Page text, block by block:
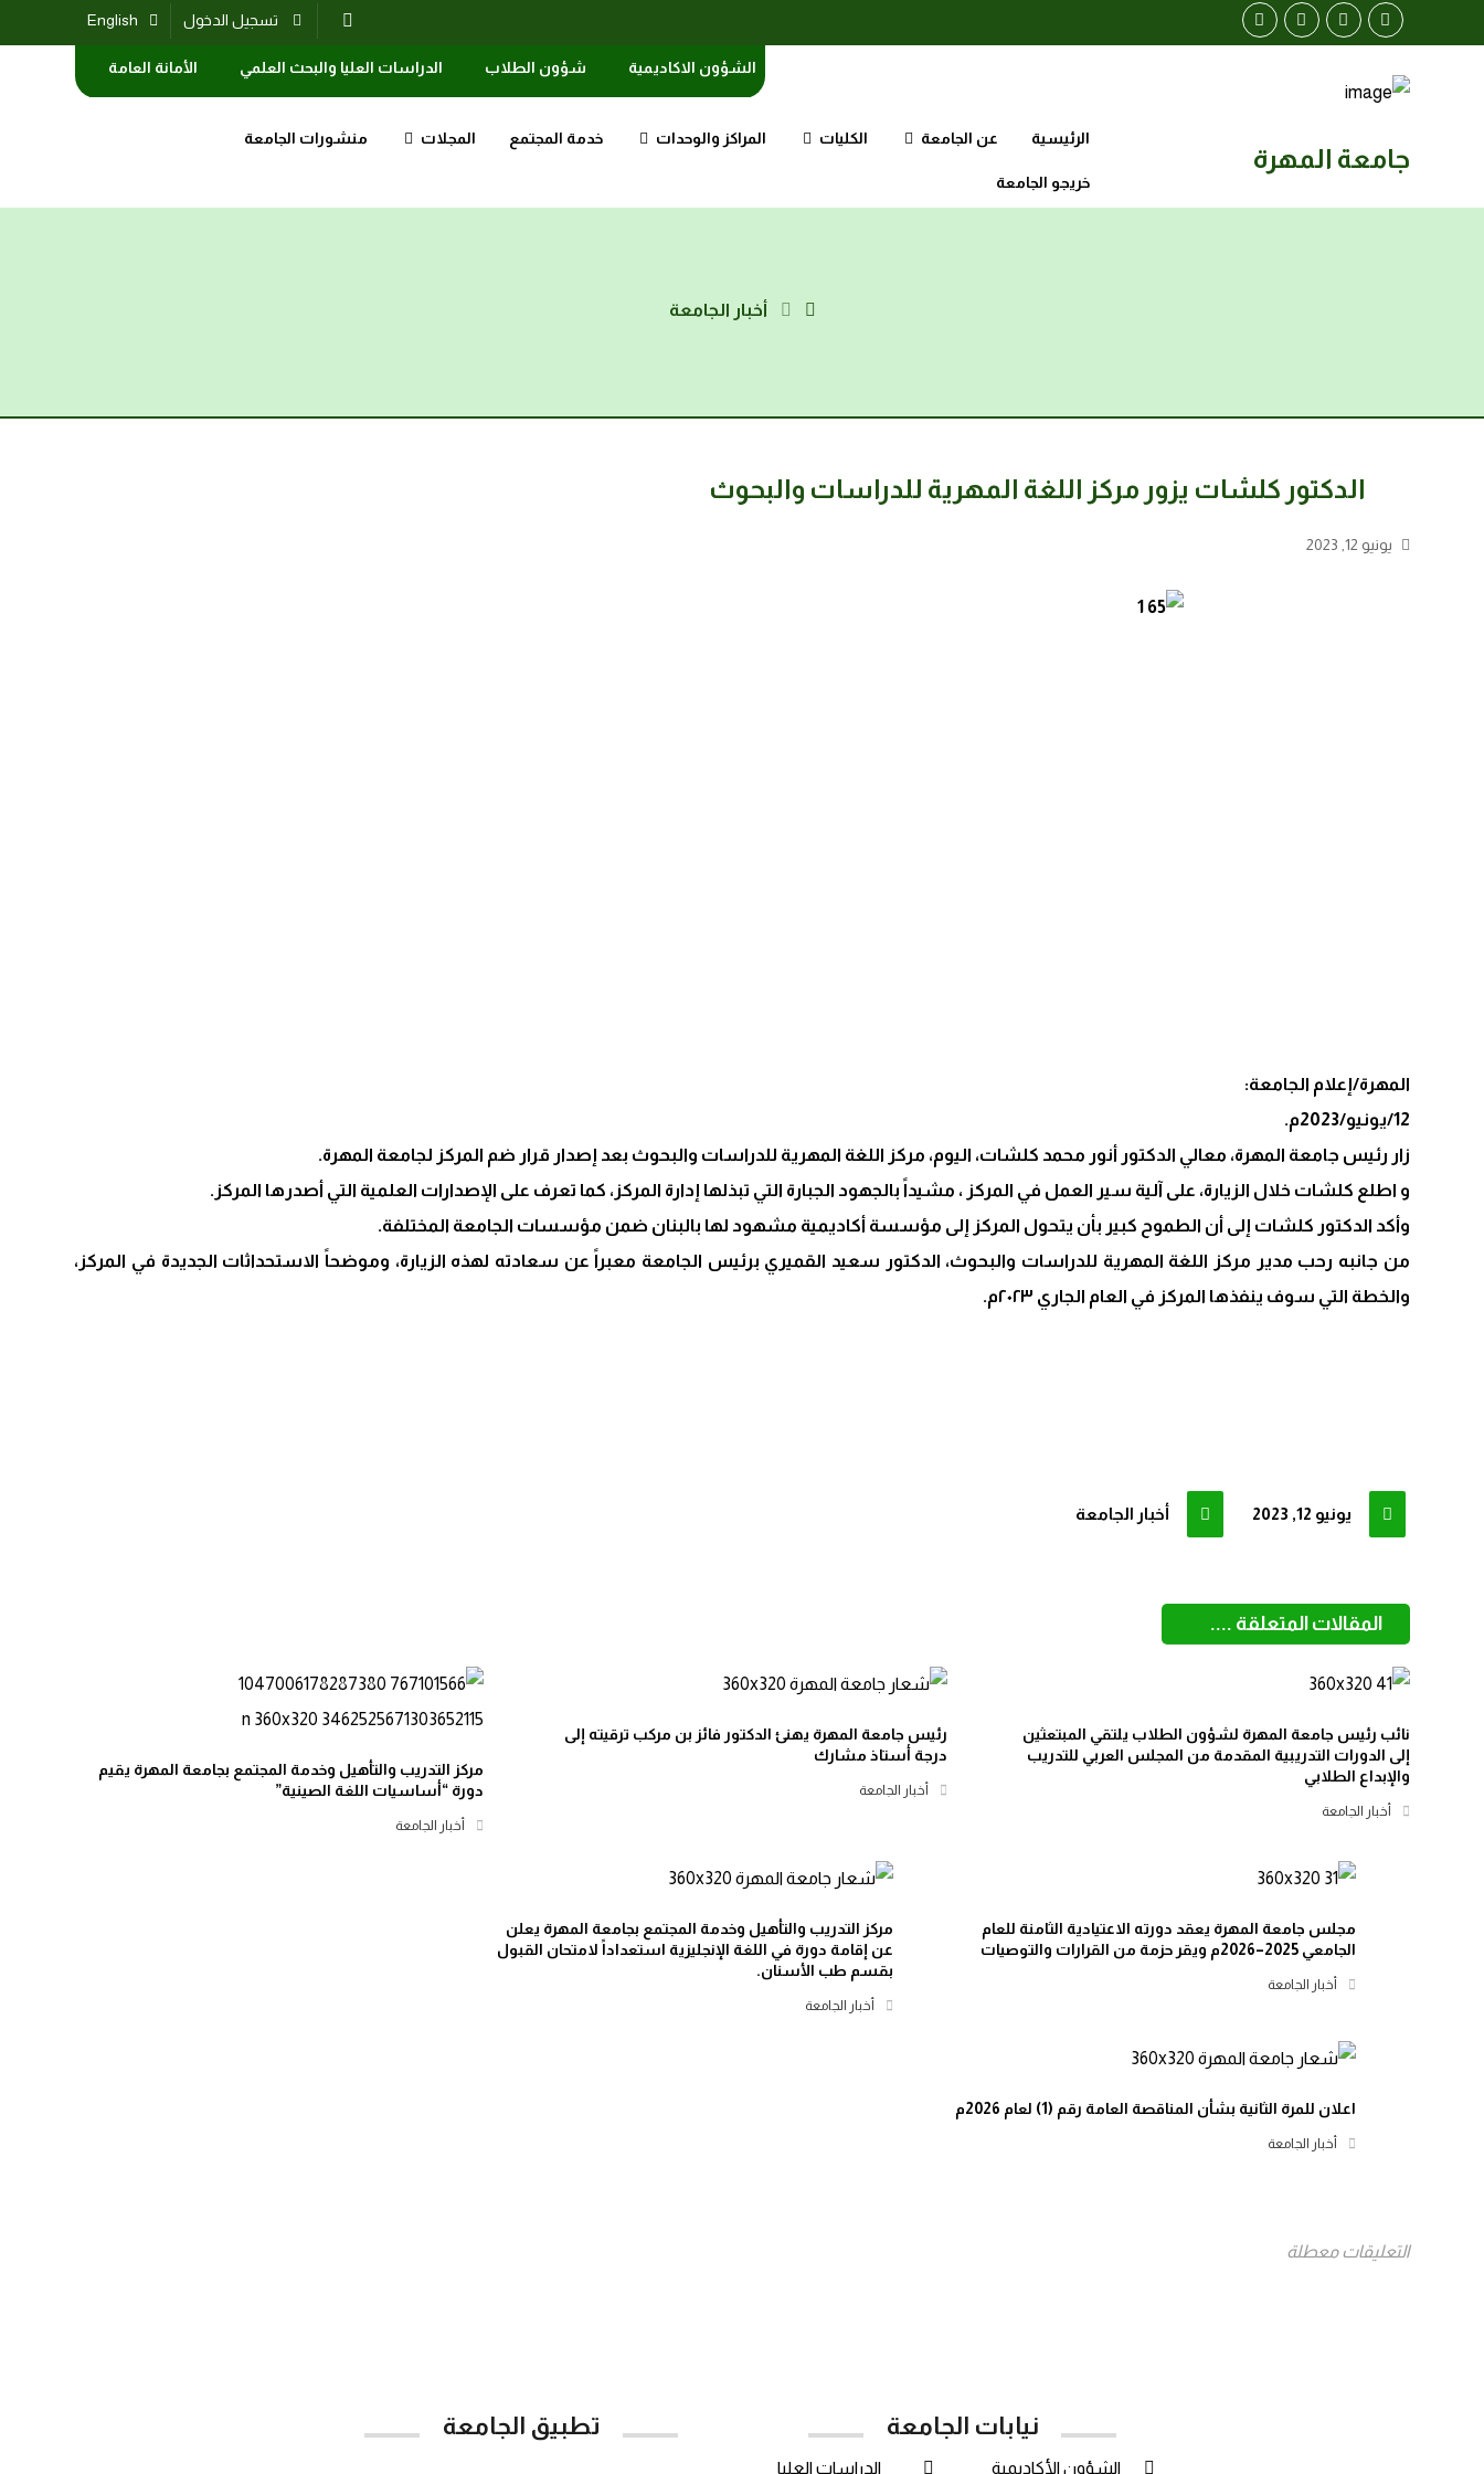
English تسجيل الدخول
الشؤون الاكاديمية شؤون الطلاب الدراسات العليا والبحث العلمي الأمانة العامة
جامعة المهرة
الرئيسية عن الجامعة الكليات المراكز والوحدات خدمة المجتمع المجلات منشورات الجامعة
خريجو الجامعة
أخبار الجامعة
الدكتور كلشات يزور مركز اللغة المهرية للدراسات والبحوث
يونيو 12, 2023
المهرة/إعلام الجامعة:
12/يونيو/2023م.
زار رئيس جامعة المهرة، معالي الدكتور أنور محمد كلشات، اليوم، مركز اللغة المهرية للدراسات والبحوث بعد إصدار قرار ضم المركز لجامعة المهرة.
و اطلع كلشات خلال الزيارة، على آلية سير العمل في المركز ، مشيداً بالجهود الجبارة التي تبذلها إدارة المركز، كما تعرف على الإصدارات العلمية التي أصدرها المركز.
وأكد الدكتور كلشات إلى أن الطموح كبير بأن يتحول المركز إلى مؤسسة أكاديمية مشهود لها بالبنان ضمن مؤسسات الجامعة المختلفة.
من جانبه رحب مدير مركز اللغة المهرية للدراسات والبحوث، الدكتور سعيد القميري برئيس الجامعة معبراً عن سعادته لهذه الزيارة، وموضحاً الاستحداثات الجديدة في المركز،
والخطة التي سوف ينفذها المركز في العام الجاري ٢٠٢٣م.
يونيو 12, 2023 أخبار الجامعة
المقالات المتعلقة ....
نائب رئيس جامعة المهرة لشؤون الطلاب يلتقي المبتعثين
إلى الدورات التدريبية المقدمة من المجلس العربي للتدريب
والإبداع الطلابي
أخبار الجامعة
رئيس جامعة المهرة يهنئ الدكتور فائز بن مركب ترقيته إلى
درجة أستاذ مشارك
أخبار الجامعة
مركز التدريب والتأهيل وخدمة المجتمع بجامعة المهرة يقيم
دورة “أساسيات اللغة الصينية”
أخبار الجامعة
مجلس جامعة المهرة يعقد دورته الاعتيادية الثامنة للعام
الجامعي 2025–2026م ويقر حزمة من القرارات والتوصيات
أخبار الجامعة
مركز التدريب والتأهيل وخدمة المجتمع بجامعة المهرة يعلن
عن إقامة دورة في اللغة الإنجليزية استعداداً لامتحان القبول
بقسم طب الأسنان.
أخبار الجامعة
اعلان للمرة الثانية بشأن المناقصة العامة رقم (1) لعام 2026م
أخبار الجامعة
التعليقات معطلة
تطبيق الجامعة نيابات الجامعة
الدراسات العليا الشؤون الأكاديمية